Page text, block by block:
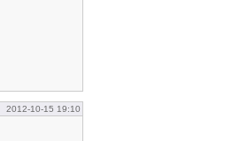
2012-10-15 19:10